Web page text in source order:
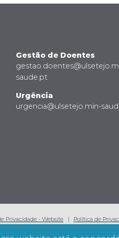
Gestão de Doentes
saude.pt
Urgência
urgencia@ulsetejo.min-
Privacidade - Website Política de